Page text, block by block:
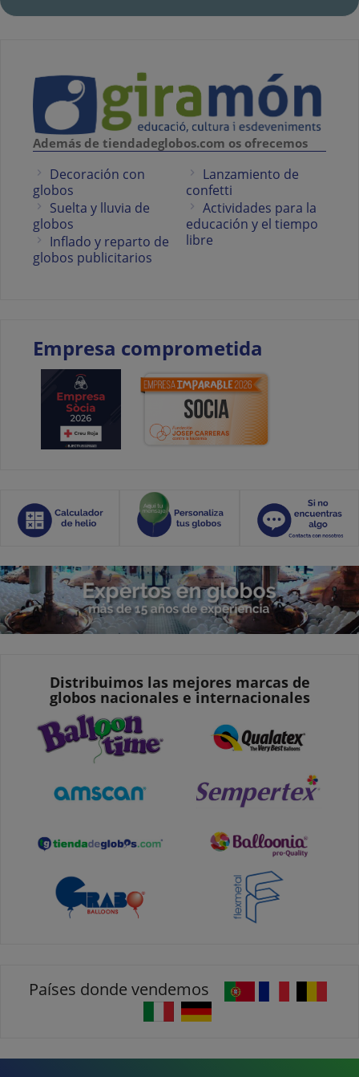
Además de tiendadeglobos.com os ofrecemos
Decoración con
globos
Suelta y lluvia de
globos
Inflado y reparto de
globos publicitarios
Lanzamiento de
confetti
Actividades para la
educación y el tiempo
libre
Empresa comprometida
Distribuimos las mejores marcas de
globos nacionales e internacionales
Países donde vendemos